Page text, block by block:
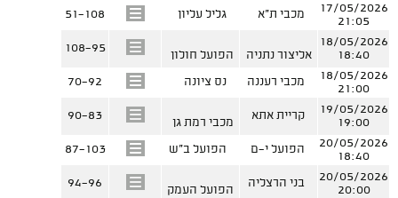
17/05/2026
21:05
מכבי ת"א גליל עליון 51-108
18/05/2026
18:40
אליצור נתניה הפועל חולון
108-95
18/05/2026
21:00
מכבי רעננה נס ציונה 70-92
19/05/2026
19:00
קריית אתא
מכבי רמת גן
90-83
20/05/2026
18:40
הפועל י-ם הפועל ב"ש 87-103
20/05/2026
20:00
בני הרצליה
הפועל העמק
94-96